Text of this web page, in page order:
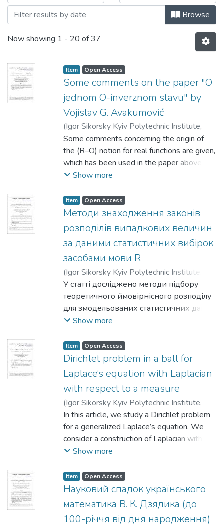
Browse
Now showing 1 - 20 of 37
Item Open Access
Some comments on the paper "O
jednom O-inverznom stavu" by
Vojislav G. Avakumović
(Igor Sikorsky Kyiv Polytechnic Institute,
2018 )Klesov, Oleg I.;Steinebach, Josef G.
Some comments concerning the origin of
the (R–O) notion for real functions are given,
which has been used in the paper above,
but was first introduced by Avakumović
and generalizations of such functions are
briefly discussed.
Show more
Item Open Access
Методи знаходження законів
розподілів випадкових величин
за даними статистичних вибірок
засобами мови R
(Igor Sikorsky Kyiv Polytechnic Institute
2018)Диховичний, Олександр
Олександрович;Круглова, Наталія
Володимирівна;Вирстюк, Ольга
Ігорівна
У статті досліджено методи підбору
теоретичного ймовірнісного розподілу
для змодельованих статистичних даних
засобами мови статистичного
засоби підбору закону розподілу:
побудова гістограм, емпіричних і
теоретичних щільностей і функцій
розподілу, P-P і Q-Q діаграм.
Досліджено функції оцінювання
параметрів законів розподілу
методами: моментів, квантілів,
найбільшої вірогідності та найменшої
відстані. Перевірено гіпотези про закон
розподілу за допомогою критерію
критеріїв AІC, BІC. Відповідний підбір,
як приклад застосування, проведено
для зімітованого за спеціальним
авторським алгоритмом розподілу
Show more
Item Open Access
Dirichlet problem in a ball for
Laplace’s equation with Laplacian
with respect to a measure
(Igor Sikorsky Kyiv Polytechnic Institute,
2018 )Shram, Vladyslav
In this article, we study a Dirichlet problem
for a generalized Laplace’s equation. We
consider a construction of Laplacian with
respect to a measure, that generalizes the
an arbitrary measure. Certain properties of
the constructed Laplacian are studied and a
Dirichlet problem for Laplaces equation with
this new Laplacian is set.
We propose a general solution construction
Show more
Item Open Access
Науковий спадок українського
математика В. К. Дзядика (до
100-річчя від дня народження)